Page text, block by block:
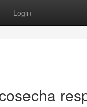
Login